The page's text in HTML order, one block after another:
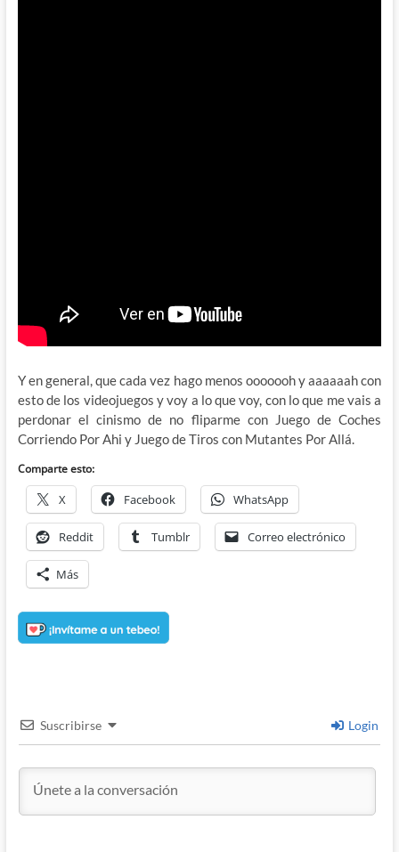
Y en general, que cada vez hago menos ooooooh y aaaaaah con
esto de los videojuegos y voy a lo que voy, con lo que me vais a
perdonar el cinismo de no fliparme con Juego de Coches
Corriendo Por Ahi y Juego de Tiros con Mutantes Por Allá.
Comparte esto:
X Facebook WhatsApp
Reddit Tumblr Correo electrónico
Más
Suscribirse Login